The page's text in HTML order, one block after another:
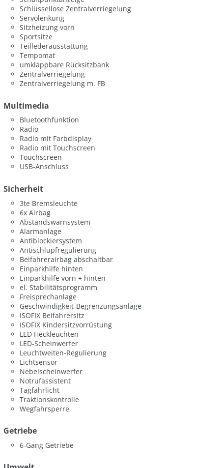
Schlüssellose Zentralverriegelung
Servolenkung
Sitzheizung vorn
Sportsitze
Teillederausstattung
Tempomat
umklappbare Rücksitzbank
Zentralverriegelung
Zentralverriegelung m. FB
Multimedia
Bluetoothfunktion
Radio
Radio mit Farbdisplay
Radio mit Touchscreen
Touchscreen
USB-Anschluss
Sicherheit
3te Bremsleuchte
6x Airbag
Abstandswarnsystem
Alarmanlage
Antiblockiersystem
Antischlupfregulierung
Beifahrerairbag abschaltbar
Einparkhilfe hinten
Einparkhilfe vorn + hinten
el. Stabilitätsprogramm
Freisprechanlage
Geschwindigkeit-Begrenzungsanlage
ISOFIX Beifahrersitz
ISOFIX Kindersitzvorrüstung
LED Heckleuchten
LED-Scheinwerfer
Leuchtweiten-Regulierung
Lichtsensor
Nebelscheinwerfer
Notrufassistent
Tagfahrlicht
Traktionskontrolle
Wegfahrsperre
Getriebe
6-Gang Getriebe